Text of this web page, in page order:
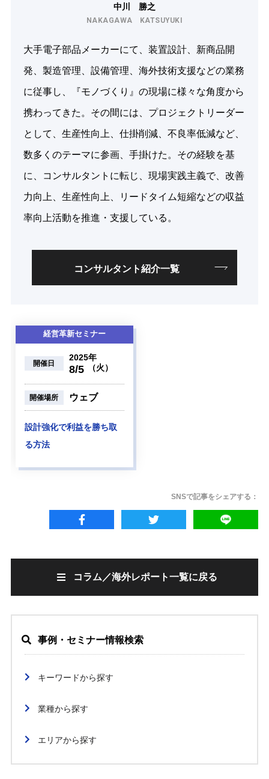
中川 勝之
NAKAGAWA KATSUYUKI
大手電子部品メーカーにて、装置設計、新商品開
発、製造管理、設備管理、海外技術支援などの業務
に従事し、『モノづくり』の現場に様々な角度から
携わってきた。その間には、プロジェクトリーダー
として、生産性向上、仕掛削減、不良率低減など、
数多くのテーマに参画、手掛けた。その経験を基
に、コンサルタントに転じ、現場実践主義で、改善
力向上、生産性向上、リードタイム短縮などの収益
率向上活動を推進・支援している。
コンサルタント紹介一覧
経営革新セミナー
開催日
2025年
8/5 （火）
開催場所 ウェブ
設計強化で利益を勝ち取
る方法
SNSで記事をシェアする：
コラム／海外レポート一覧に戻る
事例・セミナー情報検索
キーワードから探す
業種から探す
エリアから探す